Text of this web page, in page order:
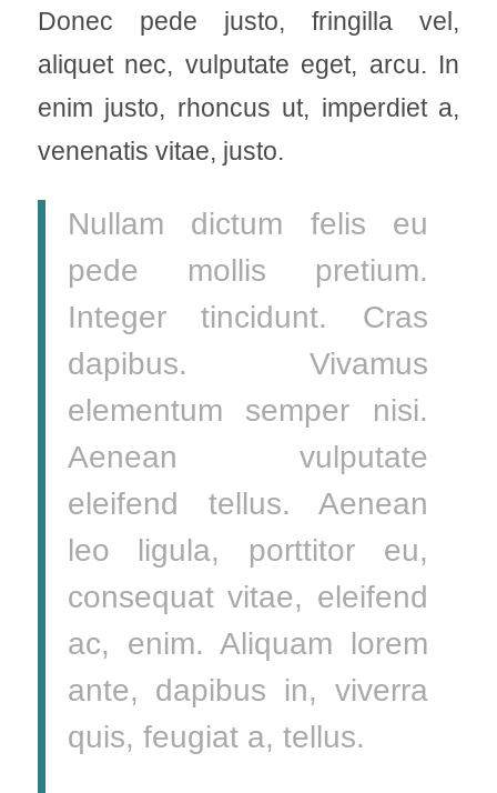
Donec pede justo, fringilla vel,
aliquet nec, vulputate eget, arcu. In
enim justo, rhoncus ut, imperdiet a,
venenatis vitae, justo.
Nullam dictum felis eu
pede mollis pretium.
Integer tincidunt. Cras
dapibus. Vivamus
elementum semper nisi.
Aenean vulputate
eleifend tellus. Aenean
leo ligula, porttitor eu,
consequat vitae, eleifend
ac, enim. Aliquam lorem
ante, dapibus in, viverra
quis, feugiat a, tellus.